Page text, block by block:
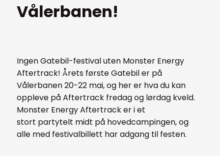
Vålerbanen!
Ingen Gatebil-festival uten Monster Energy
Aftertrack! Årets første Gatebil er på
Vålerbanen 20-22 mai, og her er hva du kan
oppleve på Aftertrack fredag og lørdag kveld.
Monster Energy Aftertrack er i et
stort partytelt midt på hovedcampingen, og
alle med festivalbillett har adgang til festen.